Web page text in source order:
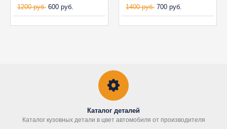
1200 руб. 600 руб. 1400 руб. 700 руб.
Каталог деталей
Каталог кузовных детали в цвет автомобиля от производителя